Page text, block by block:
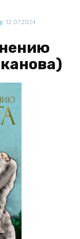
12.07.2024